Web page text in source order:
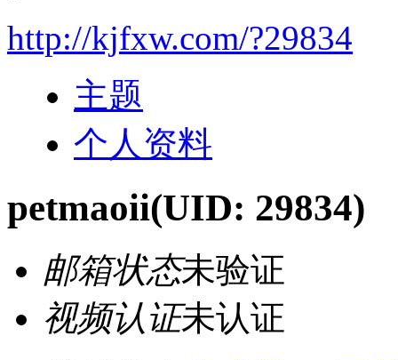
http://kjfxw.com/?29834
主题
个人资料
petmaoii(UID: 29834)
邮箱状态未验证
视频认证未认证